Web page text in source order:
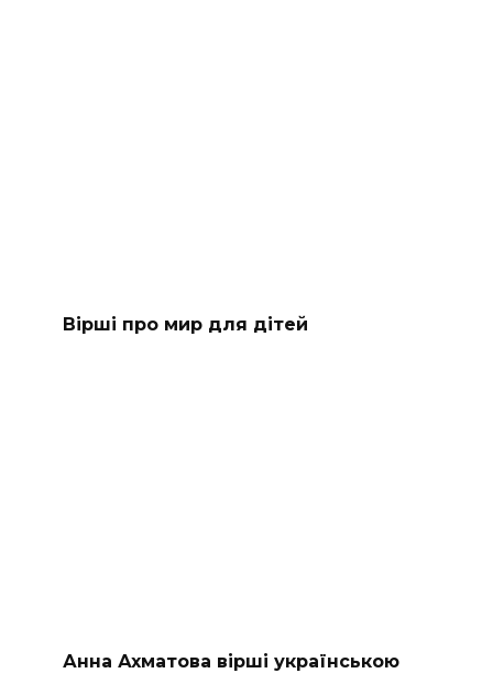
Вірші про мир для дітей
Анна Ахматова вірші українською